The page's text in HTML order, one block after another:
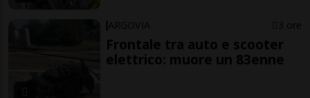
ARGOVIA 3 ore
Frontale tra auto e scooter
elettrico: muore un 83enne